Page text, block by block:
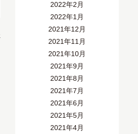
2022年2月
2022年1月
2021年12月
2021年11月
2021年10月
2021年9月
2021年8月
2021年7月
2021年6月
2021年5月
2021年4月